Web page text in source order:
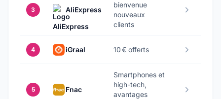
3 AliExpress
bienvenue
nouveaux
clients
4 iGraal 10 € offerts
5 Fnac
Smartphones et
high-tech,
avantages